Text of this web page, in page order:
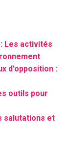
Les activités
d’opposition :
outils pour
salutations et